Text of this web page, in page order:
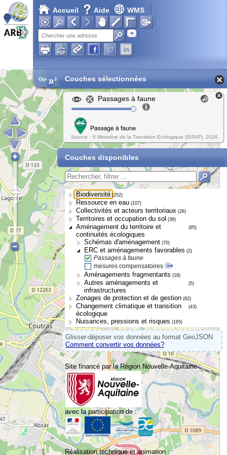
Accueil Aide WMS
Adresse
Open Street Map
» Couches sélectionnées
Passages à faune
Source : © Ministère de la Transition Ecologique (SIPAF), 2026.
Couches disponibles
Biodiversité (252)
Ressource en eau (107)
Collectivités et acteurs territoriaux (26)
Territoires et occupation du sol (38)
Aménagement du territoire et
continuités écologiques
(95)
Schémas d'aménagement (70)
ERC et aménagements favorables (2)
Passages à faune
mesures compensatoires
Aménagements fragmentants (18)
Autres aménagements et
infrastructures
(5)
Zonages de protection et de gestion (82)
Changement climatique et transition
écologique
(43)
Nuisances, pressions et risques (165)
Glisser-déposer vos données au format GeoJSON
Comment convertir vos données?
Site financé par la Région Nouvelle-Aquitaine :
avec la participation de :
Réalisation technique et animation :